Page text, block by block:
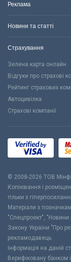
Реклама
Новини та статті
Страхування
Зелена карта онлайн
Відгуки про страхові
Рейтинг страхових
Автоцивілка
Страхові компанії
© 2008-2026 ТОВ
Копіювання і
тільки з
Матеріали з
"Спецпроект", "Новини
Закону України "Про
рекламодавець.
Інформація на даній
Верифіковану банком